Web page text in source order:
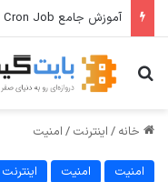
جستجو برای
خانه / اینترنت / امنیت
امنیت امنیت اینترنت